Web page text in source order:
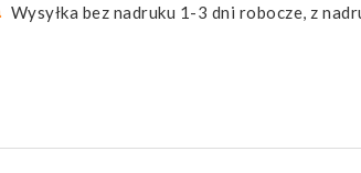
Wysyłka bez nadruku 1-3 dni robocze, z